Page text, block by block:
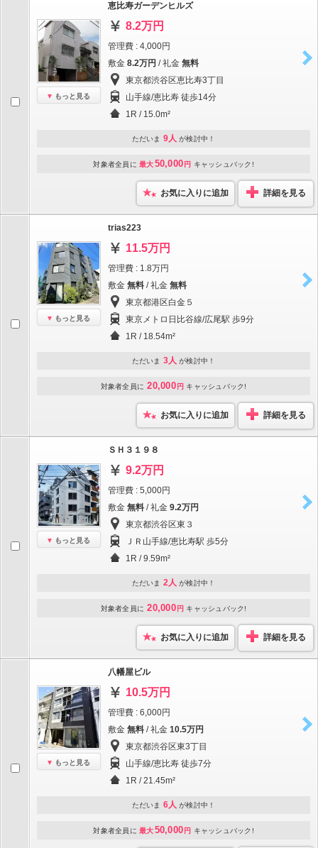
もっと見る
恵比寿ガーデンヒルズ
8.2万円
管理費 : 4,000円
敷金 8.2万円 / 礼金 無料
東京都渋谷区恵比寿3丁目
山手線/恵比寿 徒歩14分
1R / 15.0m²
ただいま 9人 が検討中！
対象者全員に 最大50,000 円 キャッシュバック!
お気に入りに追加 詳細を見る
もっと見る
trias223
11.5万円
管理費 : 1.8万円
敷金 無料 / 礼金 無料
東京都港区白金５
東京メトロ日比谷線/広尾駅 歩9分
1R / 18.54m²
ただいま 3人 が検討中！
対象者全員に 20,000 円 キャッシュバック!
お気に入りに追加 詳細を見る
もっと見る
ＳＨ３１９８
9.2万円
管理費 : 5,000円
敷金 無料 / 礼金 9.2万円
東京都渋谷区東３
ＪＲ山手線/恵比寿駅 歩5分
1R / 9.59m²
ただいま 2人 が検討中！
対象者全員に 20,000 円 キャッシュバック!
お気に入りに追加 詳細を見る
もっと見る
八幡屋ビル
10.5万円
管理費 : 6,000円
敷金 無料 / 礼金 10.5万円
東京都渋谷区東3丁目
山手線/恵比寿 徒歩7分
1R / 21.45m²
ただいま 6人 が検討中！
対象者全員に 最大50,000 円 キャッシュバック!